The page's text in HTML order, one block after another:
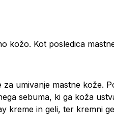
kožo. Kot posledica
umivanje mastne kože.
sebuma, ki ga koža
kreme in geli, ter kremni